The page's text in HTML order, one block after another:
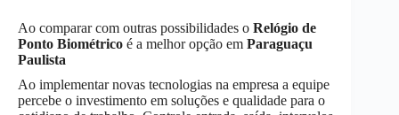
Ao comparar com outras possibilidades o Relógio de
Ponto Biométrico é a melhor opção em Paraguaçu
Paulista
Ao implementar novas tecnologias na empresa a equipe
percebe o investimento em soluções e qualidade para o